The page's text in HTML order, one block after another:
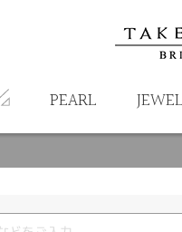
PEARL